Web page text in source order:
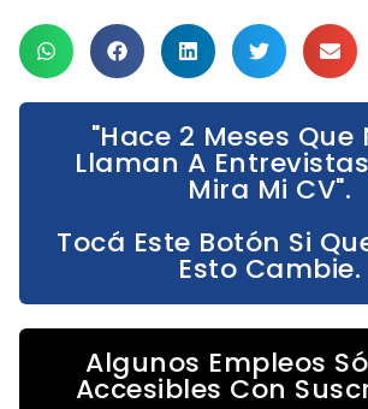
"Hace 2 Meses Que
Llaman A
Mira Mi CV".
Tocá Este Botón Si
Esto Cambie.
Algunos Empleos
Accesibles Con